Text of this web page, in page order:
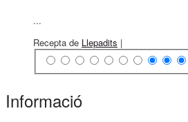
...
Recepta de Llepadits |
Informació